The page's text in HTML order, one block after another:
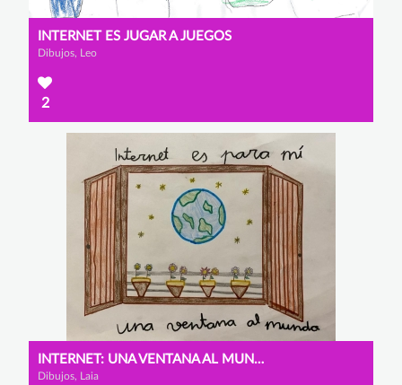
INTERNET ES JUGAR A JUEGOS
Dibujos, Leo
2
INTERNET: UNA VENTANA AL MUNDO
Dibujos, Laia